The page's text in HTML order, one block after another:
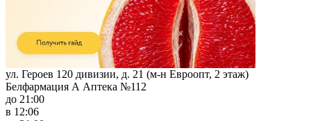
ул. Героев 120 дивизии, д. 21 (м-н Евроопт, 2 этаж)
Белфармация А Аптека №112
до 21:00
в 12:06